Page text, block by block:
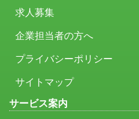
求人募集
企業担当者の方へ
プライバシーポリシー
サイトマップ
サービス案内